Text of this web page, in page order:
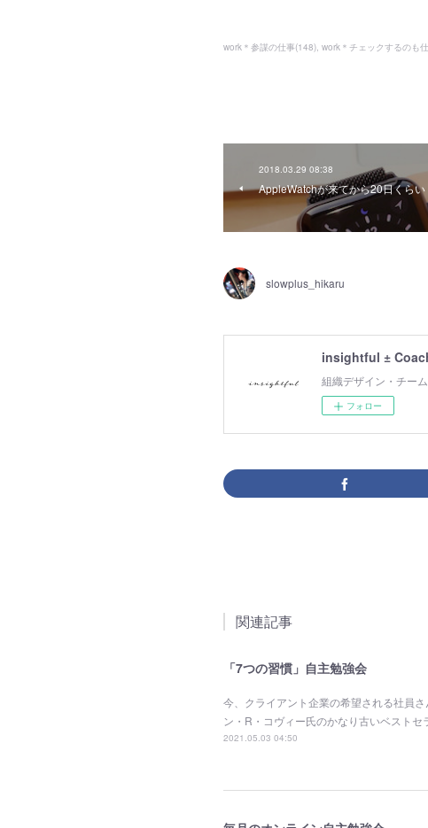
work＊参謀の仕事(148) work＊チェックするのも
2018.03.29 08:38
AppleWatchが来てから20日くらい
slowplus_hikaru
insightful ±
組織デザイン・チー
フォロー
関連記事
「7つの習慣」自主勉強会
今、クライアント企業の希望される社員
ン・R・コヴィー氏のかなり古いベスト
2021.05.03 04:50